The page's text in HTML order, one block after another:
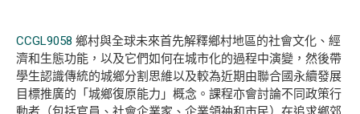
CCGL9058 鄉村與全球未來首先解釋鄉村地區的社會文化、經
濟和生態功能，以及它們如何在城市化的過程中演變，然後帶
學生認識傳統的城鄉分割思維以及較為近期由聯合國永續發展
目標推廣的「城鄉復原能力」概念。課程亦會討論不同政策行